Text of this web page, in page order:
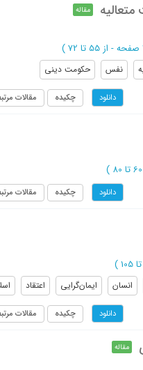
مقاله
از 55 تا 72 )
نفس حکومت دینی
دانلود چکیده مقالات
)
دانلود چکیده مقالات
)
انسان ایمان‌گرایی اعتقاد
دانلود چکیده مقالات
مقاله